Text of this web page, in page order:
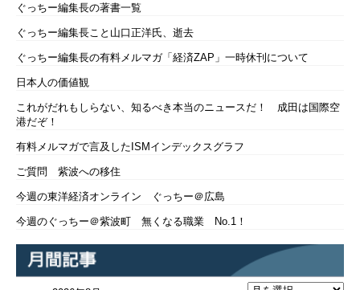
ぐっちー編集長の著書一覧
ぐっちー編集長こと山口正洋氏、逝去
ぐっちー編集長の有料メルマガ「経済ZAP」一時休刊について
日本人の価値観
これがだれもしらない、知るべき本当のニュースだ！ 成田は国際空
港だぞ！
有料メルマガで言及したISMインデックスグラフ
ご質問 紫波への移住
今週の東洋経済オンライン ぐっちー＠広島
今週のぐっちー＠紫波町 無くなる職業 No.1！